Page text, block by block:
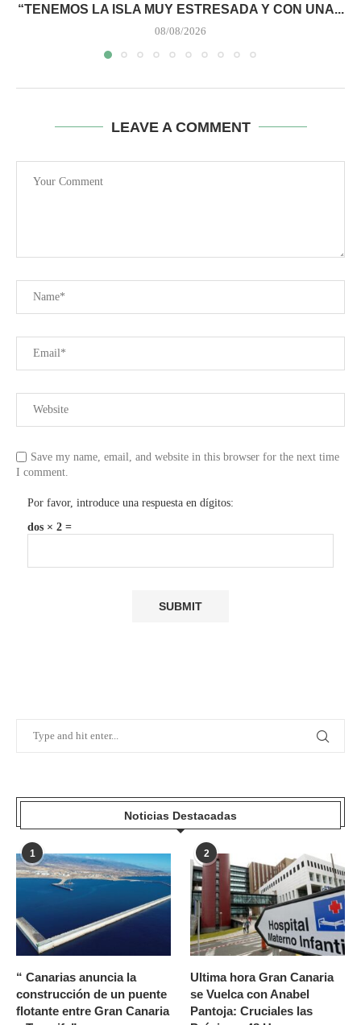
“TENEMOS LA ISLA MUY ESTRESADA Y CON UNA...
08/08/2026
LEAVE A COMMENT
Save my name, email, and website in this browser for the next time
I comment.
Por favor, introduce una respuesta en dígitos:
dos × 2 =
Noticias Destacadas
1
“ Canarias anuncia la
construcción de un puente
flotante entre Gran Canaria
2
Ultima hora Gran Canaria
se Vuelca con Anabel
Pantoja: Cruciales las